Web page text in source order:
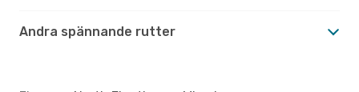
Andra spännande rutter